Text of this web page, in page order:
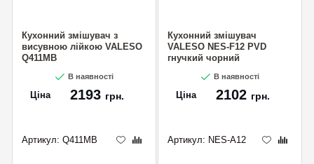
Кухонний змішувач з
висувною лійкою VALESO
Q411MB
В наявності
Ціна 2193 грн.
Артикул: Q411MB
Кухонний змішувач
VALESO NES-F12 PVD
гнучкий чорний
В наявності
Ціна 2102 грн.
Артикул: NES-А12